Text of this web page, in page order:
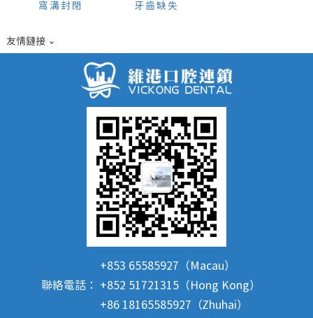
窩溝封閉 牙齒缺失
友情鏈接
聯絡電話：
+853 65585927（Macau）
+852 51721315（Hong Kong）
+86 18165585927（Zhuhai）